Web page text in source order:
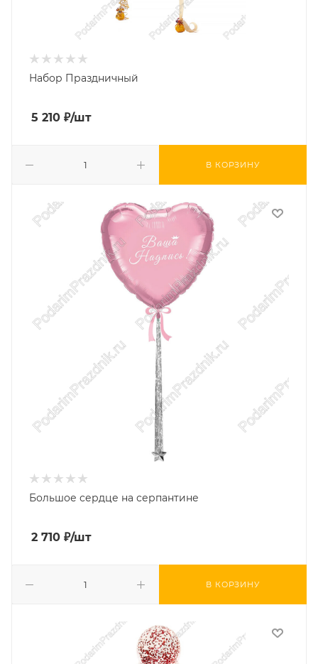
Набор Праздничный
5 210 ₽/шт
В КОРЗИНУ
Большое сердце на серпантине
2 710 ₽/шт
В КОРЗИНУ